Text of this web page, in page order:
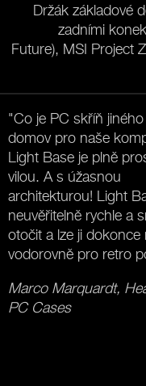
Držák základové
zadními
Future), MSI Project
"Co je PC skříň
domov pro naše
Light Base je plně
vilou. A s úžasnou
architekturou! Light
neuvěřitelně rychle a
otočit a lze ji dokonce
vodorovně pro retro
Marco Marquardt,
PC Cases